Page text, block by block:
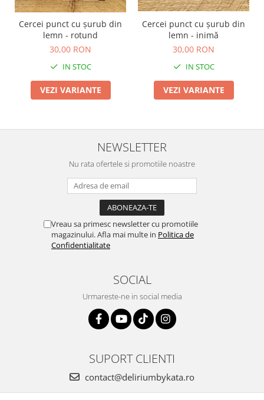
Cercei punct cu șurub din
lemn - rotund
30,00 RON
IN STOC
VEZI VARIANTE
Cercei punct cu șurub din
lemn - inimă
30,00 RON
IN STOC
VEZI VARIANTE
NEWSLETTER
Nu rata ofertele si promotiile noastre
Vreau sa primesc newsletter cu promotiile
magazinului. Afla mai multe in Politica de
Confidentialitate
SOCIAL
Urmareste-ne in social media
SUPORT CLIENTI
contact@deliriumbykata.ro